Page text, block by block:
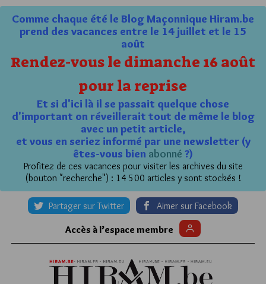
Comme chaque été le Blog Maçonnique Hiram.be
prend des vacances entre le 14 juillet et le 15
août
Rendez-vous le dimanche 16 août
pour la reprise
Et si d'ici là il se passait quelque chose
d'important on réveillerait tout de même le blog
avec un petit article,
et vous en seriez informé par une newsletter (y
êtes-vous bien abonné ?)
Profitez de ces vacances pour visiter les archives du site
(bouton "recherche") : 14 500 articles y sont stockés !
Partager sur Twitter Aimer sur Facebook
Accès à l’espace membre